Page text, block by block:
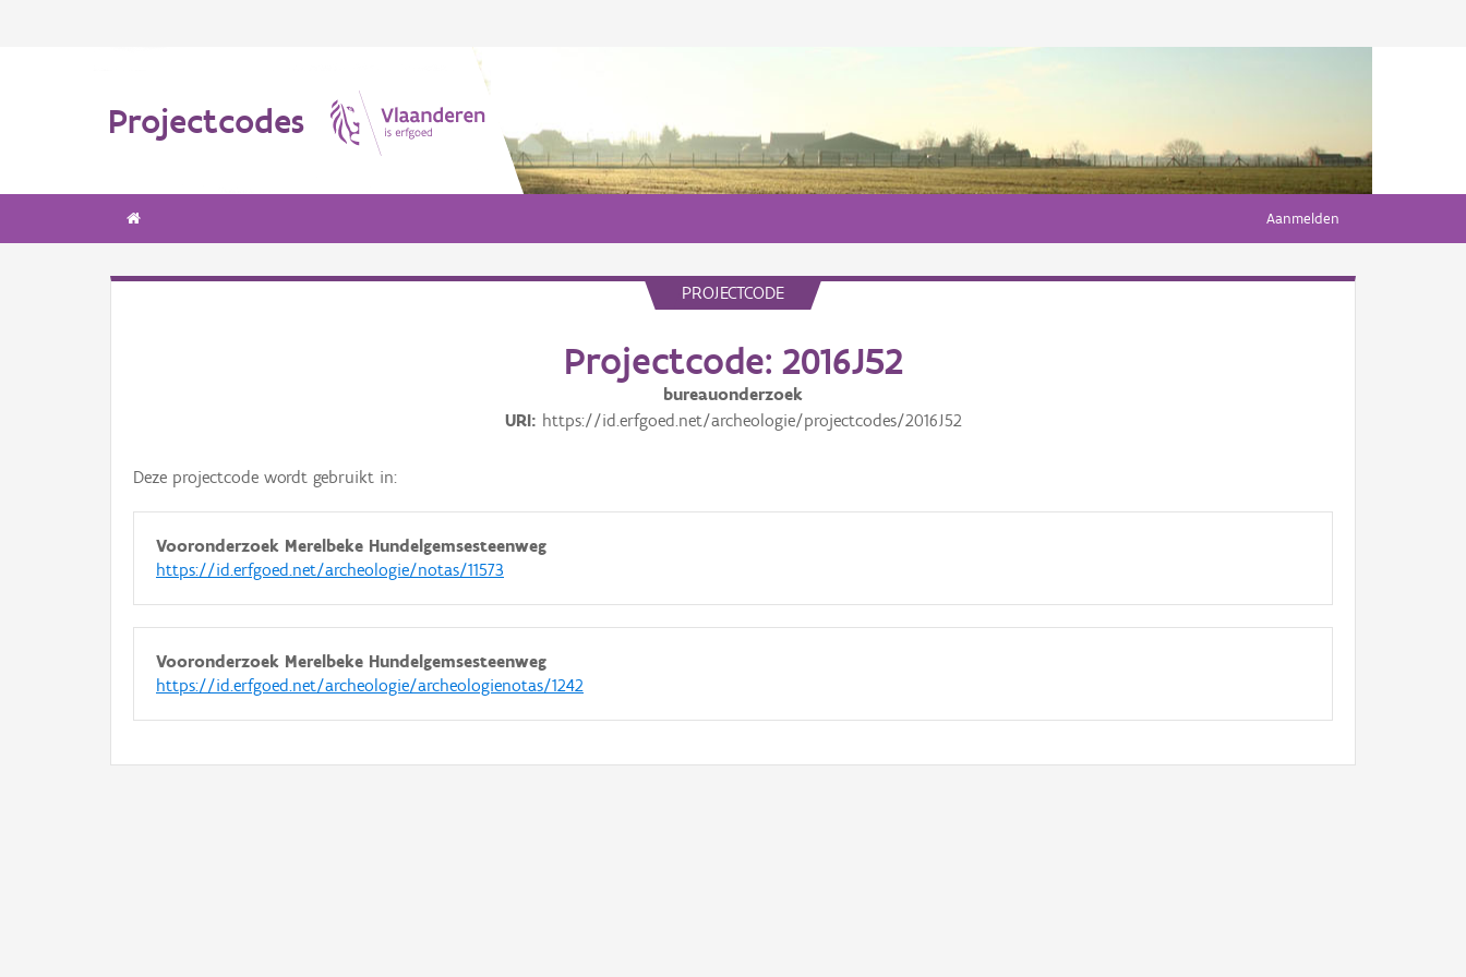
Projectcodes
Aanmelden
PROJECTCODE
Projectcode: 2016J52
bureauonderzoek
URI
https://id.erfgoed.net/archeologie/projectcodes/2016J52
Deze projectcode wordt gebruikt in:
Vooronderzoek Merelbeke Hundelgemsesteenweg
https://id.erfgoed.net/archeologie/notas/11573
Vooronderzoek Merelbeke Hundelgemsesteenweg
https://id.erfgoed.net/archeologie/archeologienotas/1242